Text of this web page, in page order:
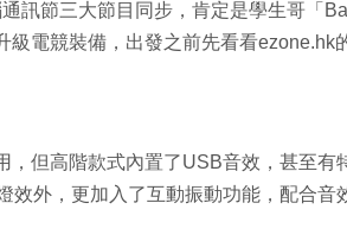
訊節三大節目同步，肯定是學生哥「
電競裝備，出發之前先看看ezone.hk
，但高階款式內置了USB音效，甚至有
效外，更加入了互動振動功能，配合音